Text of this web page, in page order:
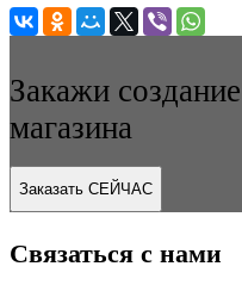
Закажи
магазина
Заказать СЕЙЧАС
Связаться с нами